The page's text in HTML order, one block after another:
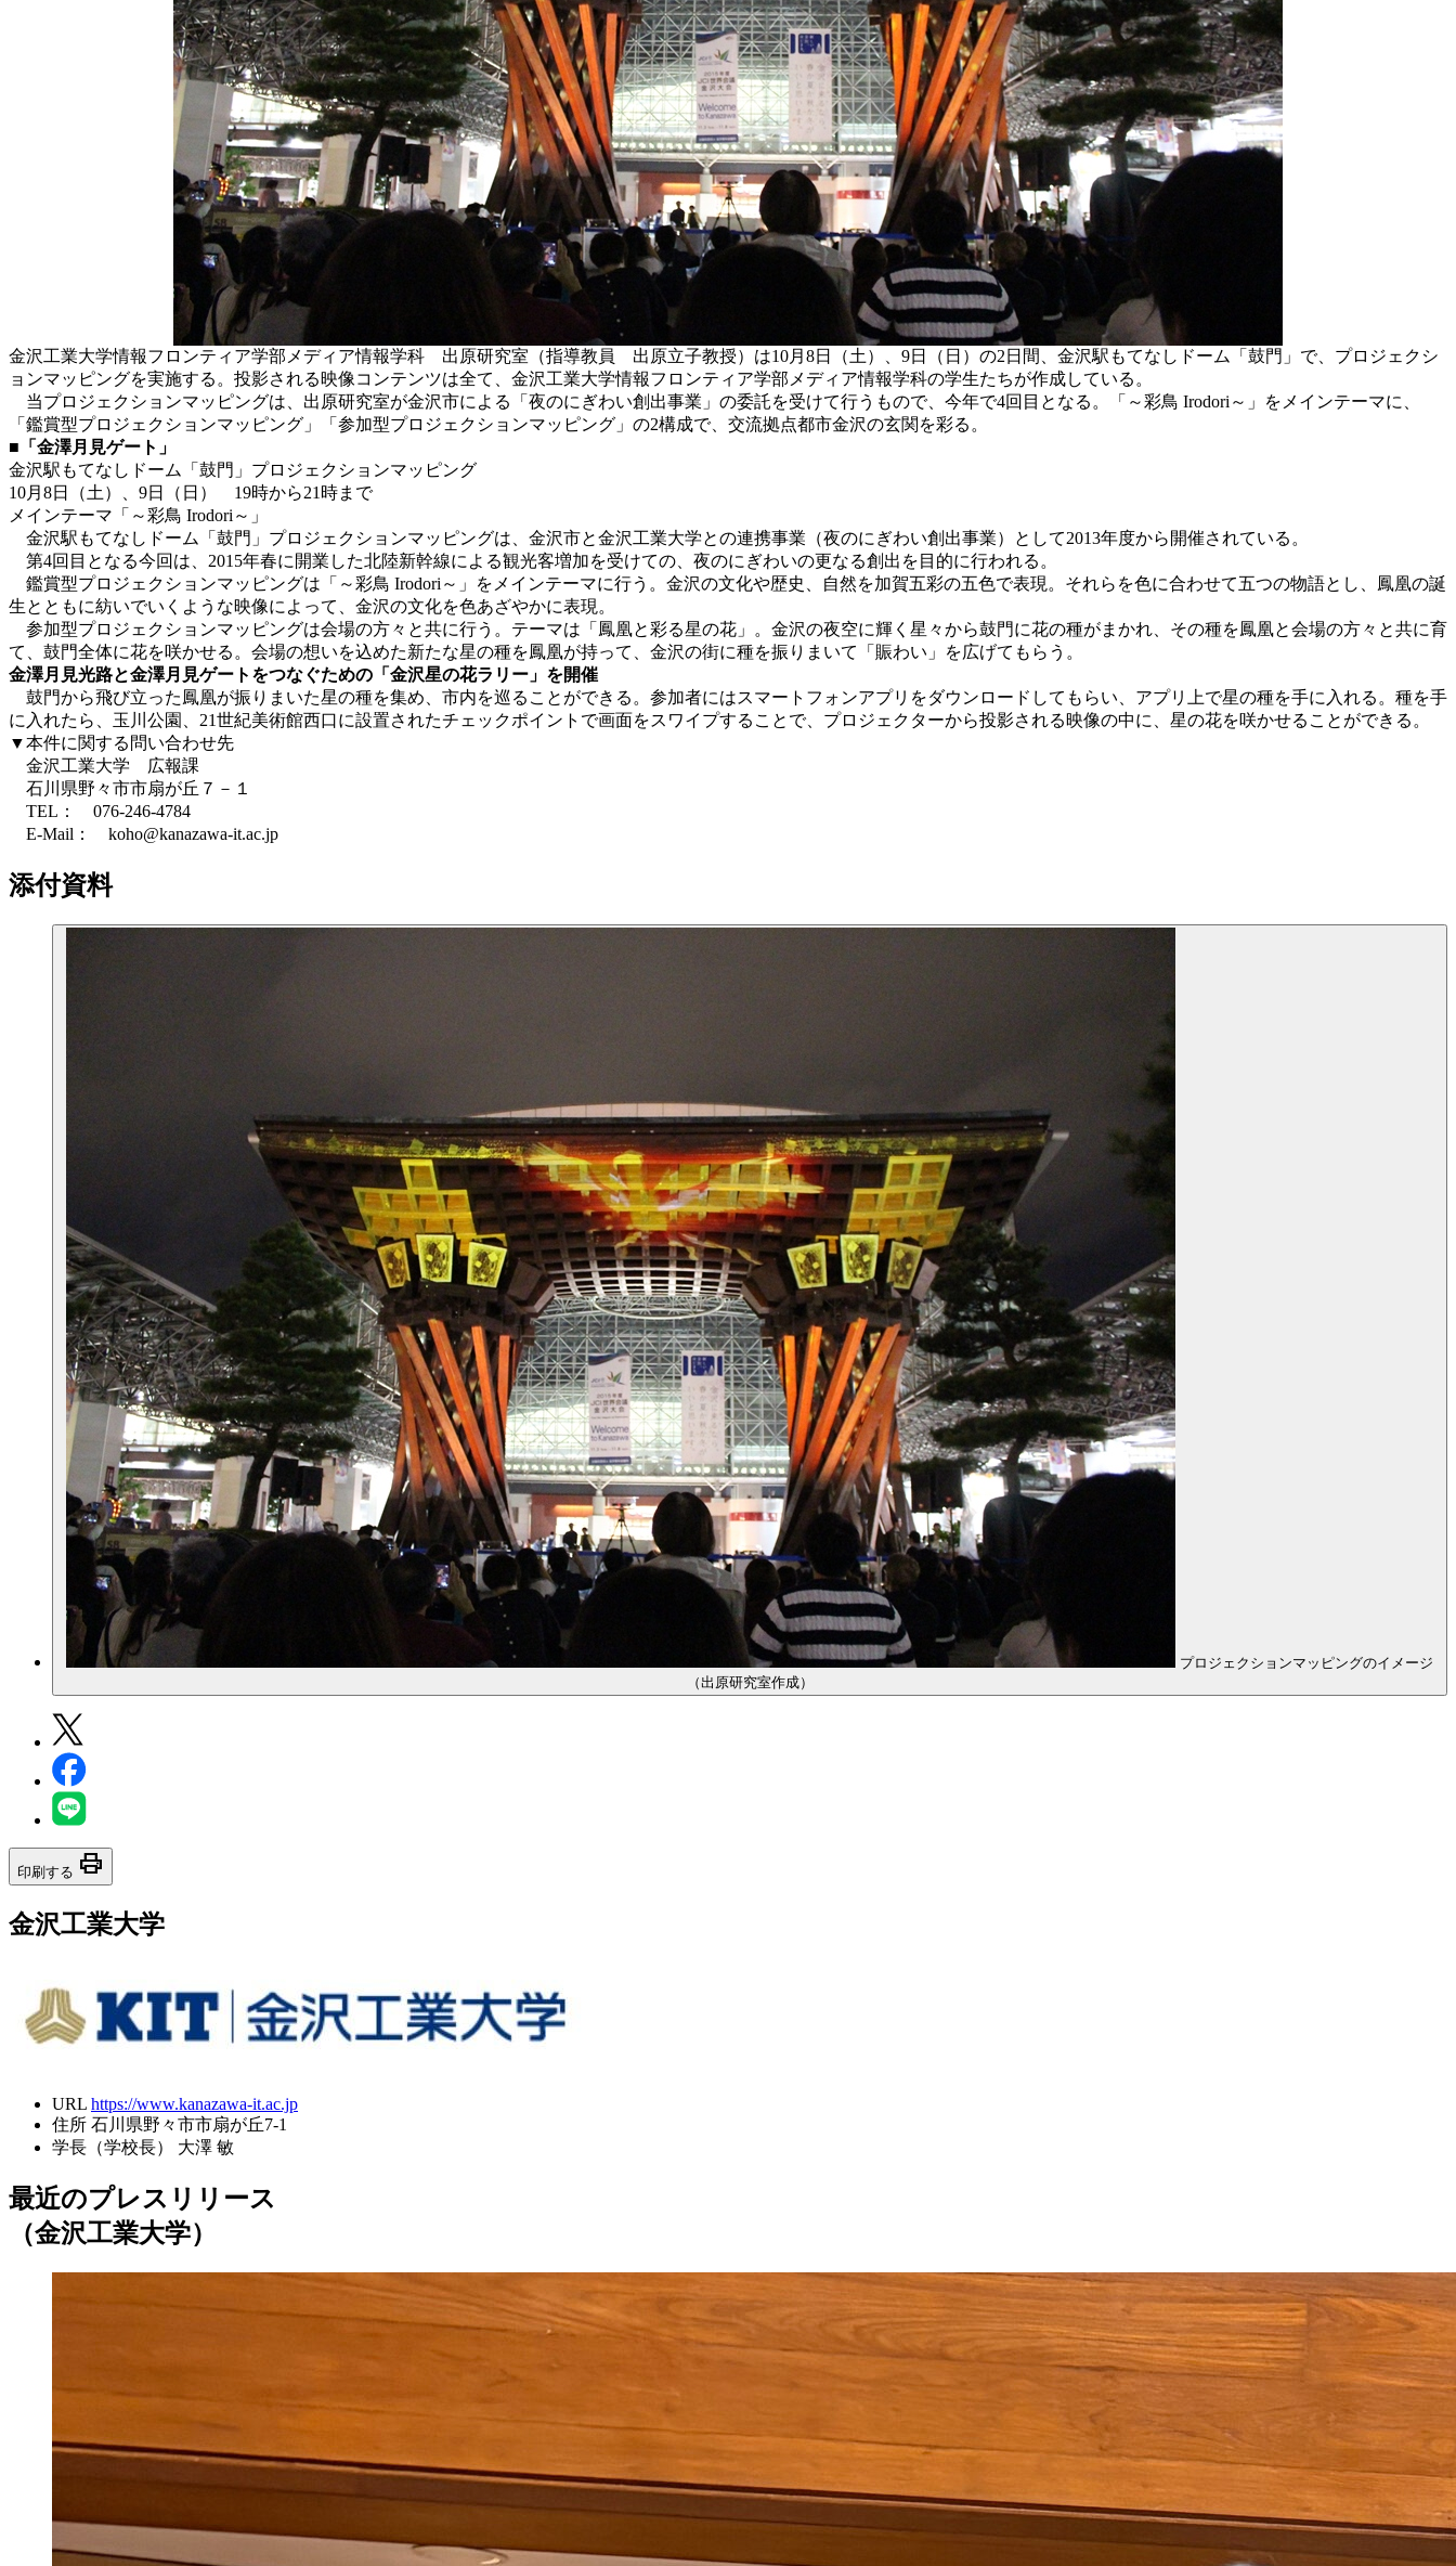
金沢工業大学情報フロンティア学部メディア情報学科 出原研究室（指導教員 出原立子教授）は10月8日（土）、9日（日）の2日間、金沢駅もてなしドーム「鼓門」で、プロジェクシ
ョンマッピングを実施する。投影される映像コンテンツは全て、金沢工業大学情報フロンティア学部メディア情報学科の学生たちが作成している。
当プロジェクションマッピングは、出原研究室が金沢市による「夜のにぎわい創出事業」の委託を受けて行うもので、今年で4回目となる。「～彩鳥 Irodori～」をメインテーマに、
「鑑賞型プロジェクションマッピング」「参加型プロジェクションマッピング」の2構成で、交流拠点都市金沢の玄関を彩る。
■「金澤月見ゲート」
金沢駅もてなしドーム「鼓門」プロジェクションマッピング
10月8日（土）、9日（日） 19時から21時まで
メインテーマ「～彩鳥 Irodori～」
金沢駅もてなしドーム「鼓門」プロジェクションマッピングは、金沢市と金沢工業大学との連携事業（夜のにぎわい創出事業）として2013年度から開催されている。
第4回目となる今回は、2015年春に開業した北陸新幹線による観光客増加を受けての、夜のにぎわいの更なる創出を目的に行われる。
鑑賞型プロジェクションマッピングは「～彩鳥 Irodori～」をメインテーマに行う。金沢の文化や歴史、自然を加賀五彩の五色で表現。それらを色に合わせて五つの物語とし、鳳凰の誕
生とともに紡いでいくような映像によって、金沢の文化を色あざやかに表現。
参加型プロジェクションマッピングは会場の方々と共に行う。テーマは「鳳凰と彩る星の花」。金沢の夜空に輝く星々から鼓門に花の種がまかれ、その種を鳳凰と会場の方々と共に育
て、鼓門全体に花を咲かせる。会場の想いを込めた新たな星の種を鳳凰が持って、金沢の街に種を振りまいて「賑わい」を広げてもらう。
金澤月見光路と金澤月見ゲートをつなぐための「金沢星の花ラリー」を開催
鼓門から飛び立った鳳凰が振りまいた星の種を集め、市内を巡ることができる。参加者にはスマートフォンアプリをダウンロードしてもらい、アプリ上で星の種を手に入れる。種を手
に入れたら、玉川公園、21世紀美術館西口に設置されたチェックポイントで画面をスワイプすることで、プロジェクターから投影される映像の中に、星の花を咲かせることができる。
▼本件に関する問い合わせ先
金沢工業大学 広報課
石川県野々市市扇が丘７－１
TEL： 076-246-4784
E-Mail： koho@kanazawa-it.ac.jp
添付資料
プロジェクションマッピングのイメージ
（出原研究室作成）
印刷する print
金沢工業大学
URL https://www.kanazawa-it.ac.jp
住所 石川県野々市市扇が丘7-1
学長（学校長）
大澤 敏
最近のプレスリリース
（金沢工業大学）